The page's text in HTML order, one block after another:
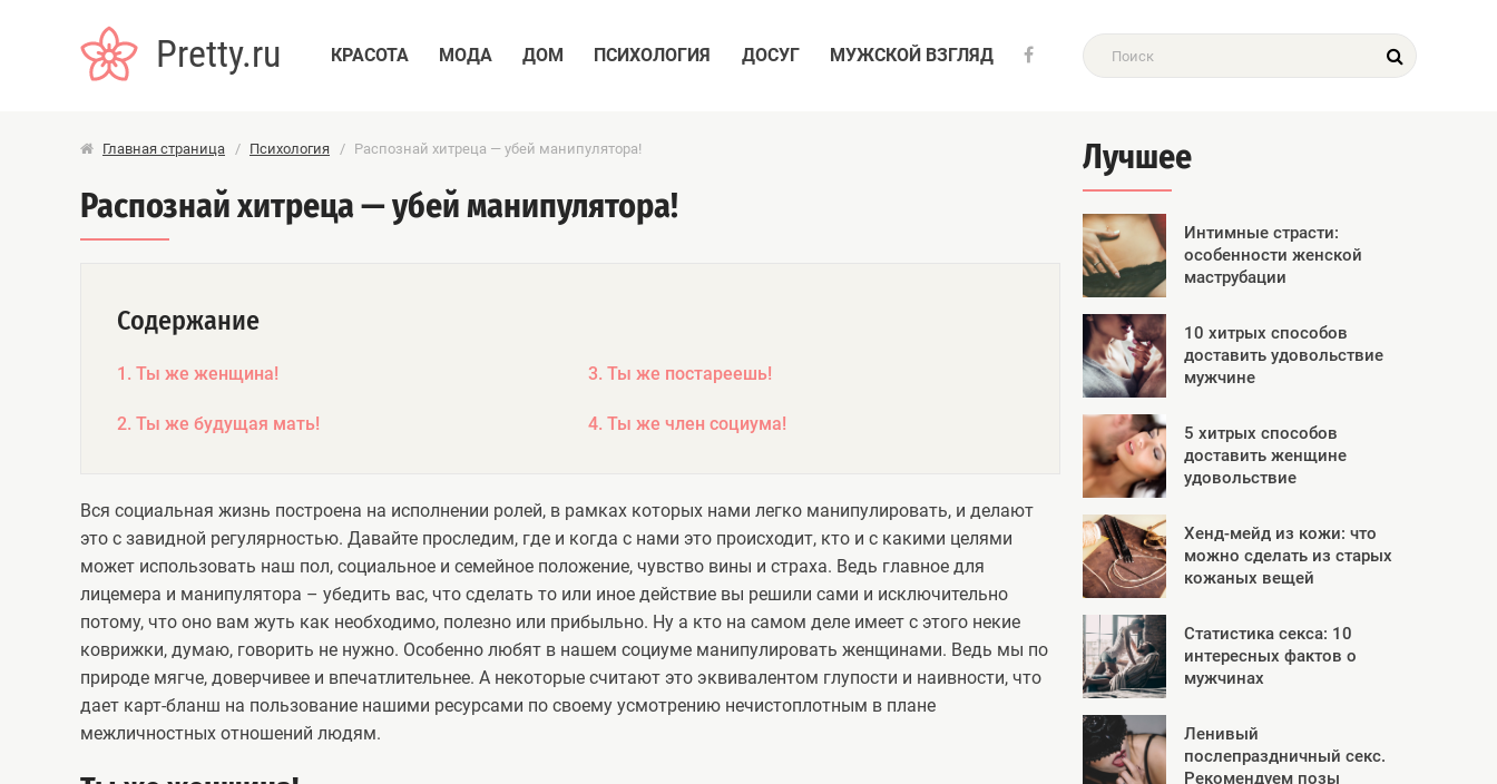
Pretty.ru КРАСОТА МОДА ДОМ ПСИХОЛОГИЯ ДОСУГ МУЖСКОЙ ВЗГЛЯД
Главная страница / Психология / Распознай хитреца — убей манипулятора!
Распознай хитреца — убей манипулятора!
Содержание
1. Ты же женщина!
2. Ты же будущая мать!
3. Ты же постареешь!
4. Ты же член социума!
Вся социальная жизнь построена на исполнении ролей, в рамках которых нами легко манипулировать, и делают
это с завидной регулярностью. Давайте проследим, где и когда с нами это происходит, кто и с какими целями
может использовать наш пол, социальное и семейное положение, чувство вины и страха. Ведь главное для
лицемера и манипулятора – убедить вас, что сделать то или иное действие вы решили сами и исключительно
потому, что оно вам жуть как необходимо, полезно или прибыльно. Ну а кто на самом деле имеет с этого некие
коврижки, думаю, говорить не нужно. Особенно любят в нашем социуме манипулировать женщинами. Ведь мы по
природе мягче, доверчивее и впечатлительнее. А некоторые считают это эквивалентом глупости и наивности, что
дает карт-бланш на пользование нашими ресурсами по своему усмотрению нечистоплотным в плане
межличностных отношений людям.
Лучшее
Интимные страсти:
особенности женской
маструбации
10 хитрых способов
доставить удовольствие
мужчине
5 хитрых способов
доставить женщине
удовольствие
Хенд-мейд из кожи: что
можно сделать из старых
кожаных вещей
Статистика секса: 10
интересных фактов о
мужчинах
Ленивый
послепраздничный секс.
Рекомендуем позы